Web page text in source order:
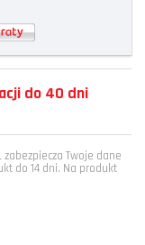
do 40 dni
zabezpiecza Twoje dane
do 14 dni. Na produkt